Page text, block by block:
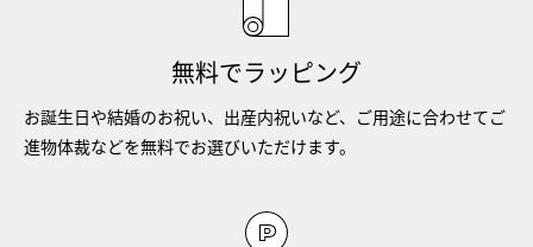
無料でラッピング
お誕生日や結婚のお祝い、出産内祝いなど、ご用途に合わせてご
進物体裁などを無料でお選びいただけます。